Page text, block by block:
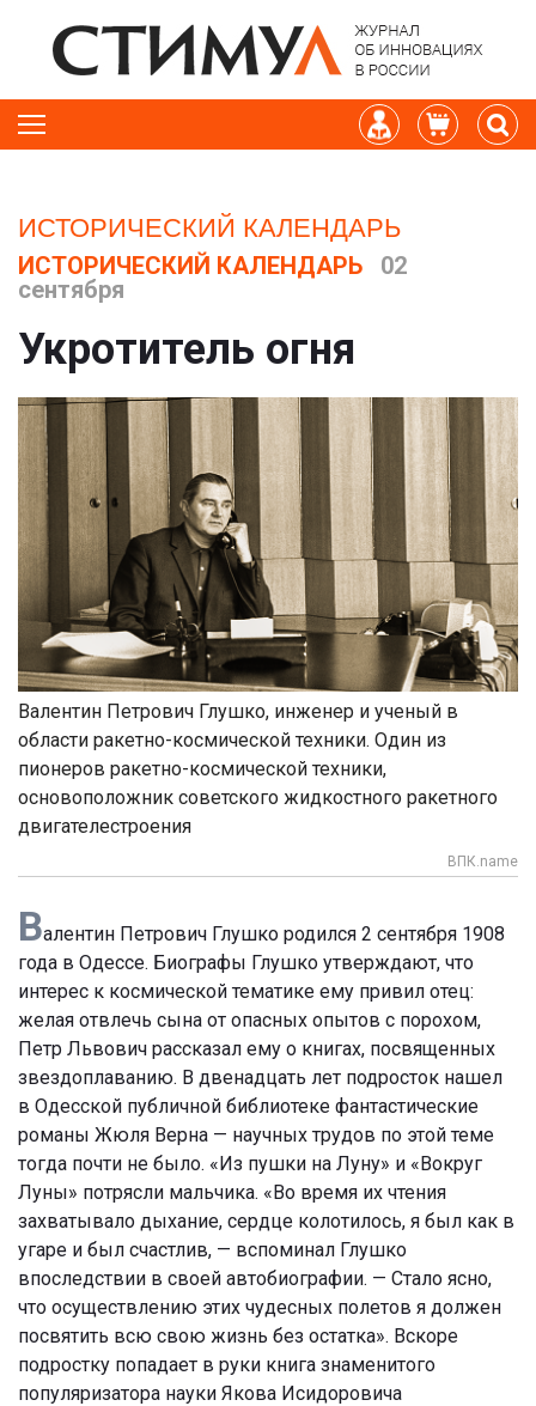
ИСТОРИЧЕСКИЙ КАЛЕНДАРЬ
ИСТОРИЧЕСКИЙ КАЛЕНДАРЬ
02
сентября
Укротитель огня
Валентин Петрович Глушко, инженер и ученый в
области ракетно-космической техники. Один из
пионеров ракетно-космической техники,
основоположник советского жидкостного ракетного
двигателестроения
ВПК.name
Валентин Петрович Глушко родился 2 сентября 1908
года в Одессе. Биографы Глушко утверждают, что
интерес к космической тематике ему привил отец:
желая отвлечь сына от опасных опытов с порохом,
Петр Львович рассказал ему о книгах, посвященных
звездоплаванию. В двенадцать лет подросток нашел
в Одесской публичной библиотеке фантастические
романы Жюля Верна — научных трудов по этой теме
тогда почти не было. «Из пушки на Луну» и «Вокруг
Луны» потрясли мальчика. «Во время их чтения
захватывало дыхание, сердце колотилось, я был как в
угаре и был счастлив, — вспоминал Глушко
впоследствии в своей автобиографии. — Стало ясно,
что осуществлению этих чудесных полетов я должен
посвятить всю свою жизнь без остатка». Вскоре
подростку попадает в руки книга знаменитого
популяризатора науки Якова Исидоровича